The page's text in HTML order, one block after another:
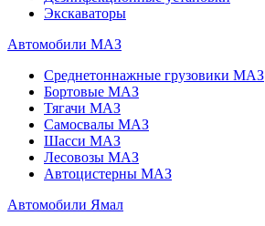
Экскаваторы
Автомобили МАЗ
Среднетоннажные грузовики МАЗ
Бортовые МАЗ
Тягачи МАЗ
Самосвалы МАЗ
Шасси МАЗ
Лесовозы МАЗ
Автоцистерны МАЗ
Автомобили Ямал